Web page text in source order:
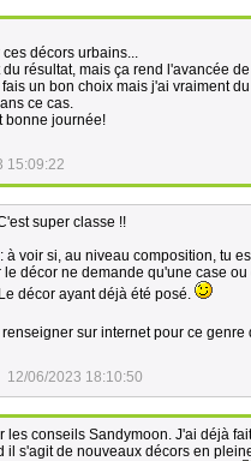
décors urbains...
résultat, mais ça rend l'avancée
un bon choix mais j'ai vraiment
ce cas.
bonne journée!
15:09:22
super classe !!
à voir si, au niveau composition, tu
le décor ne demande qu'une case
décor ayant déjà été posé.
renseigner sur internet pour ce genre
12/06/2023 18:10:50
les conseils Sandymoon. J'ai déjà
il s'agit de nouveaux décors en